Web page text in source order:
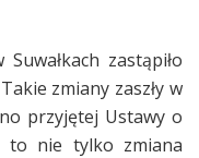
zastąpiło
zmiany zaszły w
przyjętej Ustawy o
to nie tylko zmiana